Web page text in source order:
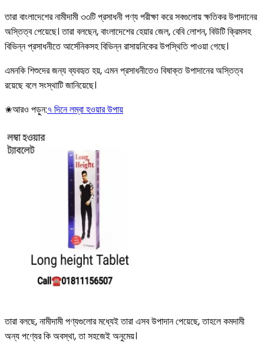
তারা বাংলাদেশের নামীদামী ৩৩টি প্রসাধনী পণ্য পরীক্ষা করে সবগুলোয় ক্ষতিকর উপাদানের
অস্তিত্ব পেয়েছে। তারা বলছেন, বাংলাদেশের হেয়ার জেল, বেবি লোশন, বিউটি ক্রিমসহ
বিভিন্ন প্রসাধনীতে আর্সেনিকসহ বিভিন্ন রাসায়নিকের উপস্থিতি পাওয়া গেছে।
এমনকি শিশুদের জন্য ব্যবহৃত হয়, এমন প্রসাধনীতেও বিষাক্ত উপাদানের অস্তিত্ব
রয়েছে বলে সংস্থাটি জানিয়েছে।
✬আরও পড়ুন:৭ দিনে লম্বা হওয়ার উপায়
তারা বলছে, নামীদামী পণ্যগুলোর মধ্যেই তারা এসব উপাদান পেয়েছে, তাহলে কমদামী
অন্য পণ্যের কি অবস্থা, তা সহজেই অনুমেয়।